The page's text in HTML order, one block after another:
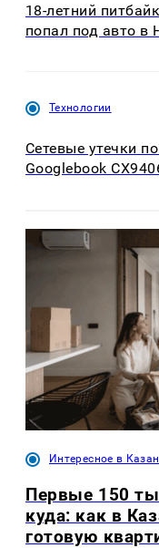
18-летний
попал под авто в
Технологии
Сетевые утечки
Googlebook
Интересное в
Первые 150
куда: как в
готовую